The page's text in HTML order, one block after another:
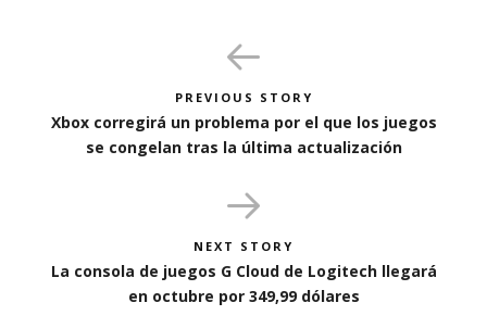
PREVIOUS STORY
Xbox corregirá un problema por el que los juegos
se congelan tras la última actualización
NEXT STORY
La consola de juegos G Cloud de Logitech llegará
en octubre por 349,99 dólares